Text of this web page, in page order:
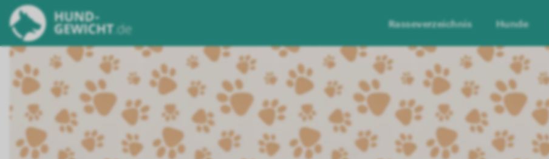
Rasseverzeichnis Hunde